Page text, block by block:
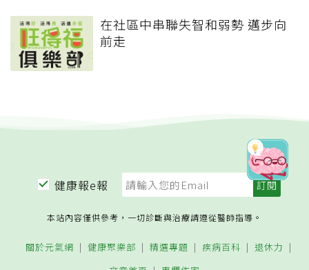
在社區中串聯失智和弱勢 邁步向
前走
健康報e報
本站內容僅供參考，一切診斷與治療請遵從醫師指導。
關於元氣網 健康聚樂部 精選專題 疾病百科
退休力